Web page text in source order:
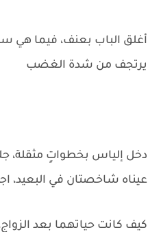
أغلق الباب بعنف، فيما
يرتجف من شدة الغضب
دخل إلياس بخطواتٍ مثقلة،
عيناه شاخصتان في البعيد،
كيف كانت حياتهما بعد